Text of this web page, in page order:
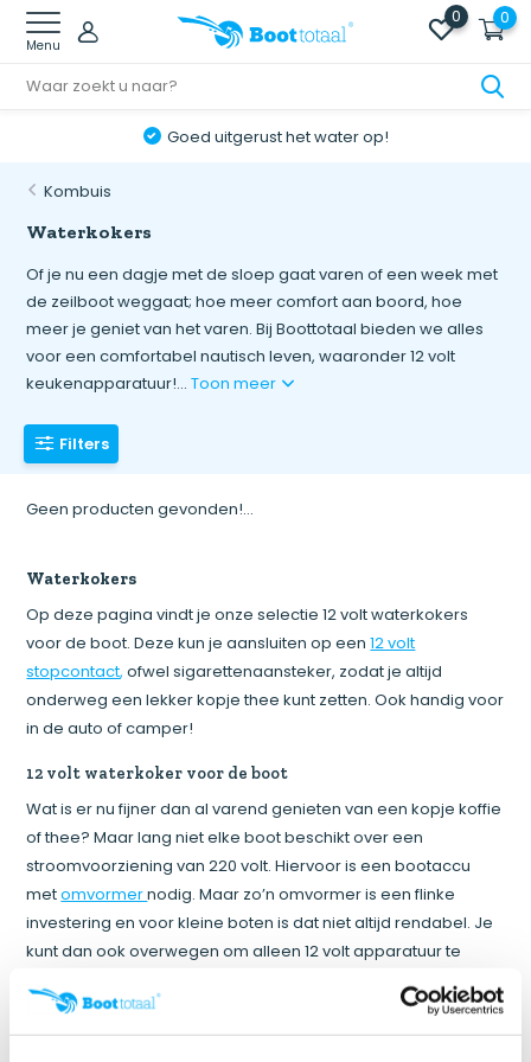
Menu
0 0
Goed uitgerust het water op!
Kombuis
Waterkokers
Of je nu een dagje met de sloep gaat varen of een week met
de zeilboot weggaat; hoe meer comfort aan boord, hoe
meer je geniet van het varen. Bij Boottotaal bieden we alles
voor een comfortabel nautisch leven, waaronder 12 volt
keukenapparatuur!...Toon meer
Filters
Geen producten gevonden!...
Waterkokers
Op deze pagina vindt je onze selectie 12 volt waterkokers
voor de boot. Deze kun je aansluiten op een12 volt
stopcontact, ofwel sigarettenaansteker, zodat je altijd
onderweg een lekker kopje thee kunt zetten. Ook handig voor
in de auto of camper!
12 volt waterkoker voor de boot
Wat is er nu fijner dan al varend genieten van een kopje koffie
of thee? Maar lang niet elke boot beschikt over een
stroomvoorziening van 220 volt. Hiervoor is een bootaccu
metomvormernodig. Maar zo’n omvormer is een flinke
investering en voor kleine boten is dat niet altijd rendabel. Je
kunt dan ook overwegen om alleen 12 volt apparatuur te
gebruiken aan boord. Bij Boottotaal bieden we een ruim
assortiment 12 volt apparaten waarmee je het comfort en
gemak creëert zoals je dat thuis gewend bent. Waaronder 12